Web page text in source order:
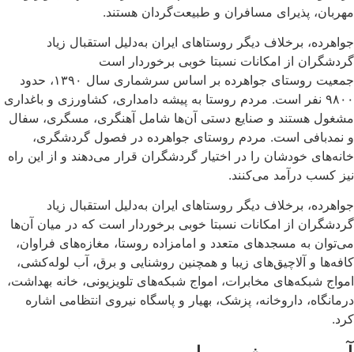
مهربان، پذیرای مسافران و طبیعت‌گردان هستند.
جواهرده، برخلاف دیگر روستاهای ایران به‌دلیل استقبال زیاد
گردشگران از امکانات نسبتا خوبی برخوردار است
جمعیت روستای جواهرده بر اساس سرشماری سال ۱۳۹۰، حدود
۹۸۰۰ نفر است. مردم روستا به پیشه دامداری، کشاورزی و باغداری
مشغول هستند و صنایع دستی آن‌ها شامل آهنگری، مسگری، سفال
و نمدبافی است. مردم روستای جواهرده در فصول گردشگری،
خانه‌های خودشان را در اختیار گردشگران قرار می‌دهند و از این راه
نیز کسب درآمد می‌کنند.
جواهرده، برخلاف دیگر روستاهای ایران به‌دلیل استقبال زیاد
گردشگران از امکانات نسبتا خوبی برخوردار است که در میان آن‌ها
می‌توان به مسجدهای متعدد و امامزاده روستا، مغازه‌های فراوان،
کافه‌ها و آلاچیق‌های زیبا و همچنین روشنایی و برق، آب لوله‌کشی،
امواج شبکه‌های مخابرات، امواج شبکه‌های تلویزیونی، خانه بهداشت،
درمانگاه، داروخانه، پزشک، بهیار و پاسگاه نیروی انتظامی اشاره
کرد.